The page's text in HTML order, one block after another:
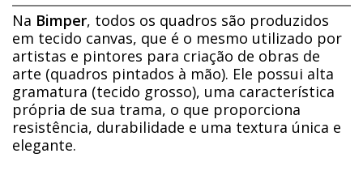
Na Bimper, todos os quadros são produzidos
em tecido canvas, que é o mesmo utilizado por
artistas e pintores para criação de obras de
arte (quadros pintados à mão). Ele possui alta
gramatura (tecido grosso), uma característica
própria de sua trama, o que proporciona
resistência, durabilidade e uma textura única e
elegante.